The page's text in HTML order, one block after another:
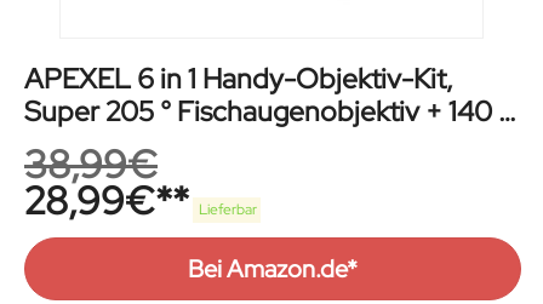
APEXEL 6 in 1 Handy-Objektiv-Kit,
Super 205 ° Fischaugenobjektiv + 140 °
Weitwinkelobjektiv und 25x
Makroobjektiv + Sternfilter + CPL/ND
für iPhone Samsung und die meisten
Smartphones
38,99€
28,99€ Lieferbar
Bei Amazon.de*